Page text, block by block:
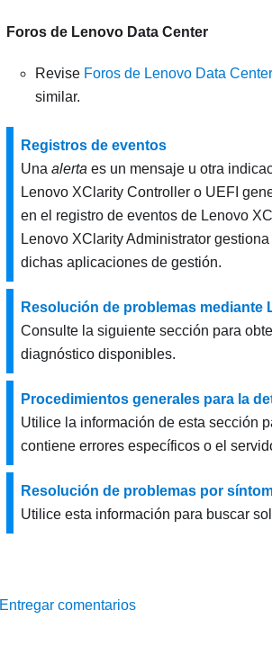
Foros de Lenovo Data Center
Revise Foros de Lenovo Data Center
similar.
Registros de eventos
Una alerta es un mensaje u otra
Lenovo XClarity Controller o UEFI
en el registro de eventos de Lenovo
Lenovo XClarity Administrator gestiona
dichas aplicaciones de gestión.
Resolución de problemas mediante
Consulte la siguiente sección para
diagnóstico disponibles.
Procedimientos generales para la
Utilice la información de esta sección
contiene errores específicos o el
Resolución de problemas por
Utilice esta información para buscar
Entregar comentarios